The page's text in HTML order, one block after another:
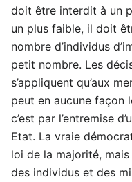
doit être interdit à un
un plus faible, il doit
nombre d’individus
petit nombre. Les
s’appliquent qu’aux
peut en aucune façon
c’est par l’entremise
Etat. La vraie
loi de la majorité,
des individus et des